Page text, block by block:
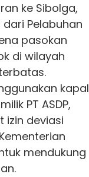
ke Sibolga,
Pelabuhan
pasokan
di wilayah
kapal
PT ASDP,
izin deviasi
mendukung